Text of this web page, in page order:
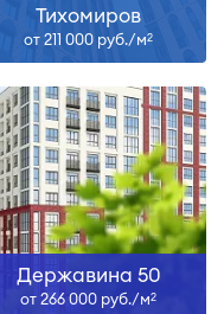
Тихомиров
от 211 000 руб./м2
Державина 50
от 266 000 руб./м2